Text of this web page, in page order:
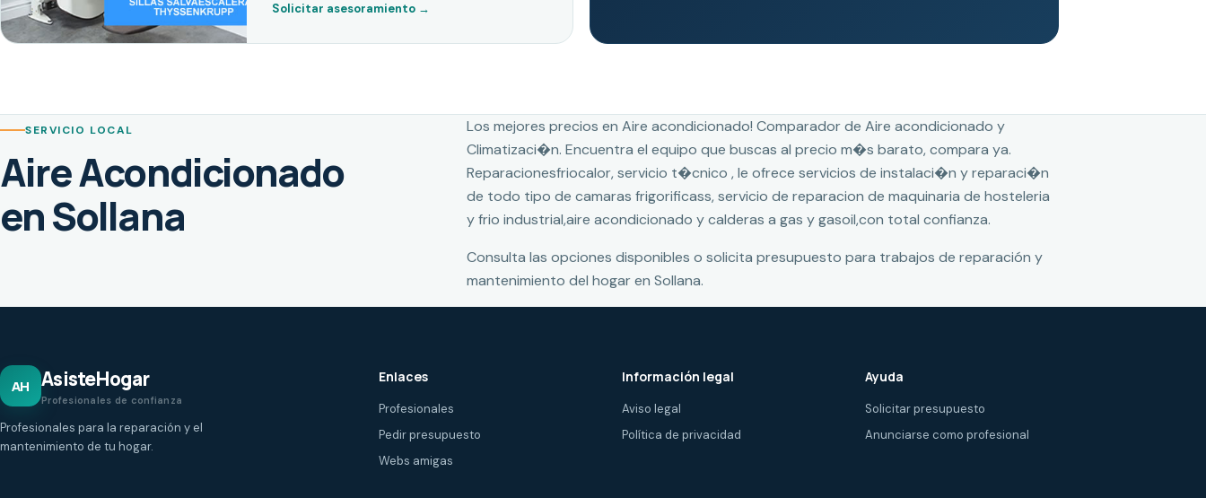
Solicitar asesoramiento →
SERVICIO LOCAL
Aire Acondicionado
en Sollana
Los mejores precios en Aire acondicionado! Comparador de Aire acondicionado y
Climatizaci�n. Encuentra el equipo que buscas al precio m�s barato, compara ya.
Reparacionesfriocalor, servicio t�cnico , le ofrece servicios de instalaci�n y reparaci�n
de todo tipo de camaras frigorificass, servicio de reparacion de maquinaria de hosteleria
y frio industrial,aire acondicionado y calderas a gas y gasoil,con total confianza.
Consulta las opciones disponibles o solicita presupuesto para trabajos de reparación y
mantenimiento del hogar en Sollana.
AH AsisteHogar
Profesionales de confianza
Profesionales para la reparación y el
mantenimiento de tu hogar.
Enlaces
Profesionales
Pedir presupuesto
Webs amigas
Información legal
Aviso legal
Política de privacidad
Ayuda
Solicitar presupuesto
Anunciarse como profesional